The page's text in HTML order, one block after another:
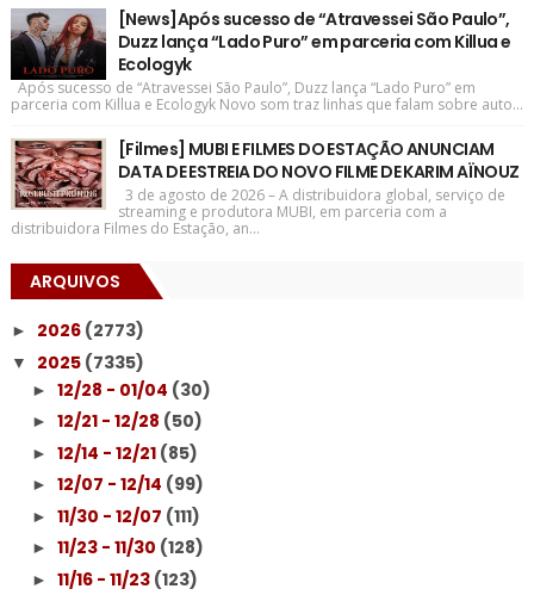
[News]Após sucesso de “Atravessei São Paulo”,
Duzz lança “Lado Puro” em parceria com Killua e
Ecologyk
Após sucesso de “Atravessei São Paulo”, Duzz lança “Lado Puro” em
parceria com Killua e Ecologyk Novo som traz linhas que falam sobre auto...
[Filmes] MUBI E FILMES DO ESTAÇÃO ANUNCIAM
DATA DE ESTREIA DO NOVO FILME DE KARIM AÏNOUZ
3 de agosto de 2026 – A distribuidora global, serviço de
streaming e produtora MUBI, em parceria com a
distribuidora Filmes do Estação, an...
ARQUIVOS
► 2026 (2773)
▼ 2025 (7335)
► 12/28 - 01/04 (30)
► 12/21 - 12/28 (50)
► 12/14 - 12/21 (85)
► 12/07 - 12/14 (99)
► 11/30 - 12/07 (111)
► 11/23 - 11/30 (128)
► 11/16 - 11/23 (123)